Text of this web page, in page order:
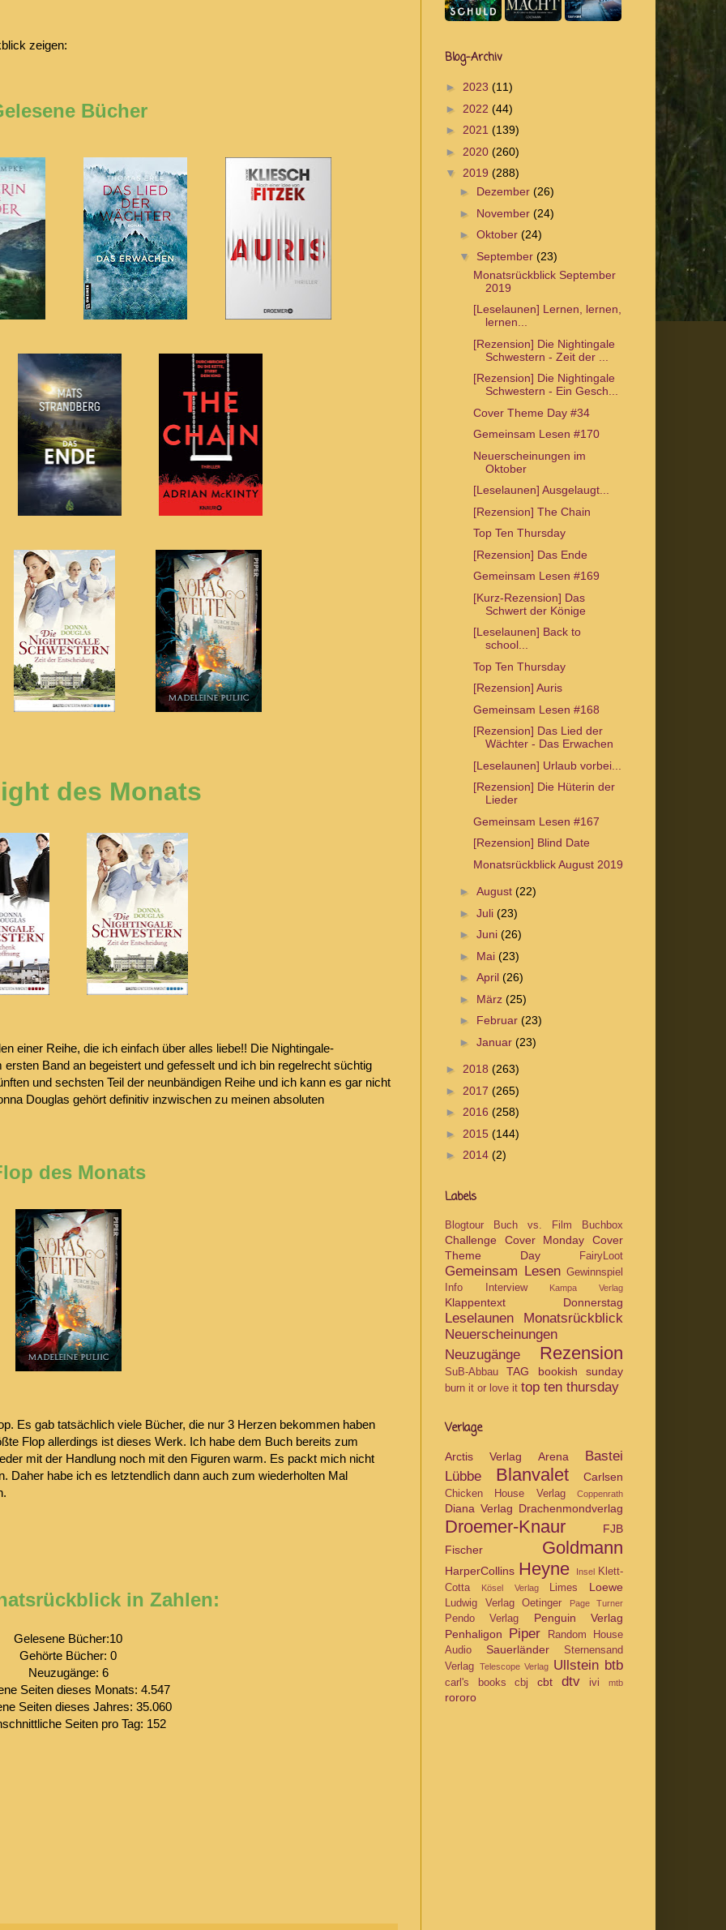
zeigen:
Bücher
des Monats
einer Reihe, die ich einfach über alles liebe!! Die Nightingale-
Band an begeistert und gefesselt und ich bin regelrecht süchtig
und sechsten Teil der neunbändigen Reihe und ich kann es gar nicht
Douglas gehört definitiv inzwischen zu meinen absoluten
des Monats
Es gab tatsächlich viele Bücher, die nur 3 Herzen bekommen haben
Flop allerdings ist dieses Werk. Ich habe dem Buch bereits zum
mit der Handlung noch mit den Figuren warm. Es packt mich nicht
Daher habe ich es letztendlich dann auch zum wiederholten Mal
in Zahlen:
Gelesene Bücher:10
Gehörte Bücher: 0
Neuzugänge: 6
Seiten dieses Monats: 4.547
Seiten dieses Jahres: 35.060
Seiten pro Tag: 152
Blog-Archiv
► 2023 (11)
► 2022 (44)
► 2021 (139)
► 2020 (260)
▼ 2019 (288)
► Dezember (26)
► November (24)
► Oktober (24)
▼ September (23)
Monatsrückblick September
2019
[Leselaunen] Lernen, lernen,
lernen...
[Rezension] Die Nightingale
Schwestern - Zeit der ...
[Rezension] Die Nightingale
Schwestern - Ein Gesch...
Cover Theme Day #34
Gemeinsam Lesen #170
Neuerscheinungen im
Oktober
[Leselaunen] Ausgelaugt...
[Rezension] The Chain
Top Ten Thursday
[Rezension] Das Ende
Gemeinsam Lesen #169
[Kurz-Rezension] Das
Schwert der Könige
[Leselaunen] Back to
school...
Top Ten Thursday
[Rezension] Auris
Gemeinsam Lesen #168
[Rezension] Das Lied der
Wächter - Das Erwachen
[Leselaunen] Urlaub vorbei...
[Rezension] Die Hüterin der
Lieder
Gemeinsam Lesen #167
[Rezension] Blind Date
Monatsrückblick August 2019
► August (22)
► Juli (23)
► Juni (26)
► Mai (23)
► April (26)
► März (25)
► Februar (23)
► Januar (23)
► 2018 (263)
► 2017 (265)
► 2016 (258)
► 2015 (144)
► 2014 (2)
Labels
Blogtour Buch vs. Film Buchbox
Challenge Cover Monday
Cover
Theme Day
FairyLoot
Gemeinsam Lesen Gewinnspiel
Info
Interview Kampa Verlag
Klappentext Donnerstag
Leselaunen
Monatsrückblick
Neuerscheinungen
Neuzugänge
Rezension
SuB-Abbau TAG bookish sunday
burn it or love it top ten thursday
Verlage
Arctis Verlag Arena
Bastei
Lübbe
Blanvalet Carlsen
Chicken House Verlag Coppenrath
Diana Verlag Drachenmondverlag
Droemer-Knaur
FJB
Fischer
Goldmann
HarperCollins Heyne Insel Klett-
Cotta
Kösel Verlag Limes Loewe
Ludwig Verlag Oetinger Page Turner
Pendo Verlag
Penguin Verlag
Penhaligon
Piper
Random House
Audio
Sauerländer
Sternensand
Verlag Telescope Verlag Ullstein btb
carl's books cbj cbt dtv ivi mtb
rororo